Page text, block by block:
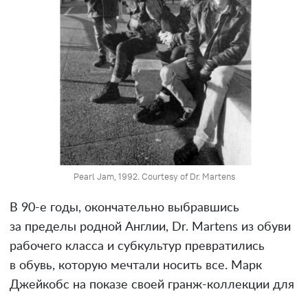
Pearl Jam, 1992. Courtesy of Dr. Martens
В 90-е годы, окончательно выбравшись
за пределы родной Англии, Dr. Martens из обуви
рабочего класса и субкультур превратились
в обувь, которую мечтали носить все. Марк
Джейкобс на показе своей гранж-коллекции для